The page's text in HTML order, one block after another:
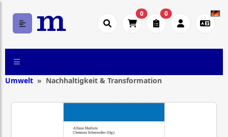
0 0
Umwelt Nachhaltigkeit & Transformation